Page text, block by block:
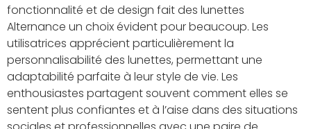
fonctionnalité et de design fait des lunettes
Alternance un choix évident pour beaucoup. Les
utilisatrices apprécient particulièrement la
personnalisabilité des lunettes, permettant une
adaptabilité parfaite à leur style de vie. Les
enthousiastes partagent souvent comment elles se
sentent plus confiantes et à l’aise dans des situations